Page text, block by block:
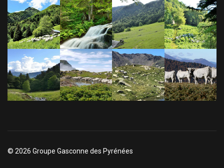
© 2026 Groupe Gasconne des Pyrénées